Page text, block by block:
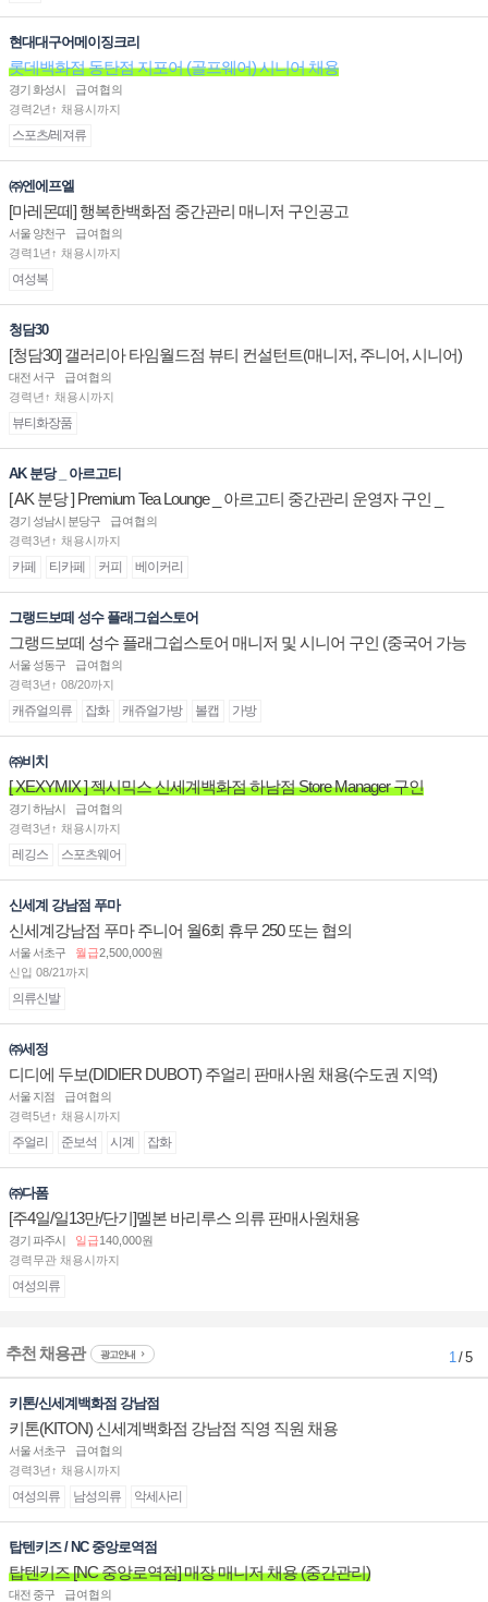
현대대구어메이징크리
롯데백화점 동탄점 지포어 (골프웨어) 시니어 채용
경기 화성시
급여협의
경력2년↑ 채용시까지
스포츠/레져류
㈜엔에프엘
[마레몬떼] 행복한백화점 중간관리 매니저 구인공고
서울 양천구
급여협의
경력1년↑ 채용시까지
여성복
청담30
[청담30] 갤러리아 타임월드점 뷰티 컨설턴트(매니저, 주니어, 시니어)
채용
대전 서구
급여협의
경력년↑ 채용시까지
뷰티화장품
AK 분당 _ 아르고티
[ AK 분당 ] Premium Tea Lounge _ 아르고티 중간관리 운영자 구인 _
경기 성남시 분당구
급여협의
경력3년↑ 채용시까지
카페 티카페 커피 베이커리
그랭드보떼 성수 플래그쉽스토어
그랭드보떼 성수 플래그쉽스토어 매니저 및 시니어 구인 (중국어 가능
자)
서울 성동구
급여협의
경력3년↑ 08/20까지
캐쥬얼의류 잡화 캐쥬얼가방 볼캡 가방
㈜비치
[ XEXYMIX ] 젝시믹스 신세계백화점 하남점 Store Manager 구인
경기 하남시
급여협의
경력3년↑ 채용시까지
레깅스 스포츠웨어
신세계 강남점 푸마
신세계강남점 푸마 주니어 월6회 휴무 250 또는 협의
서울 서초구 월급2,500,000원
신입 08/21까지
의류신발
㈜세정
디디에 두보(DIDIER DUBOT) 주얼리 판매사원 채용(수도권 지역)
서울 지점
급여협의
경력5년↑ 채용시까지
주얼리 준보석 시계 잡화
㈜다폼
[주4일/일13만/단기]멜본 바리루스 의류 판매사원채용
경기 파주시 일급140,000원
경력무관 채용시까지
여성의류
추천 채용관 광고안내 1/ 5
키톤/신세계백화점 강남점
키톤(KITON) 신세계백화점 강남점 직영 직원 채용
서울 서초구
급여협의
경력3년↑ 채용시까지
여성의류 남성의류 악세사리
탑텐키즈 / NC 중앙로역점
탑텐키즈 [NC 중앙로역점] 매장 매니저 채용 (중간관리)
대전 중구
급여협의